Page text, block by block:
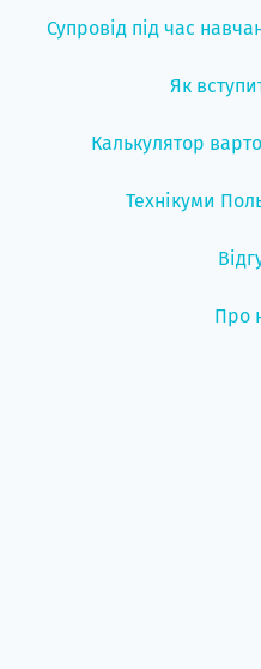
Супровід під час
Як
Калькулятор
Технікуми
Про